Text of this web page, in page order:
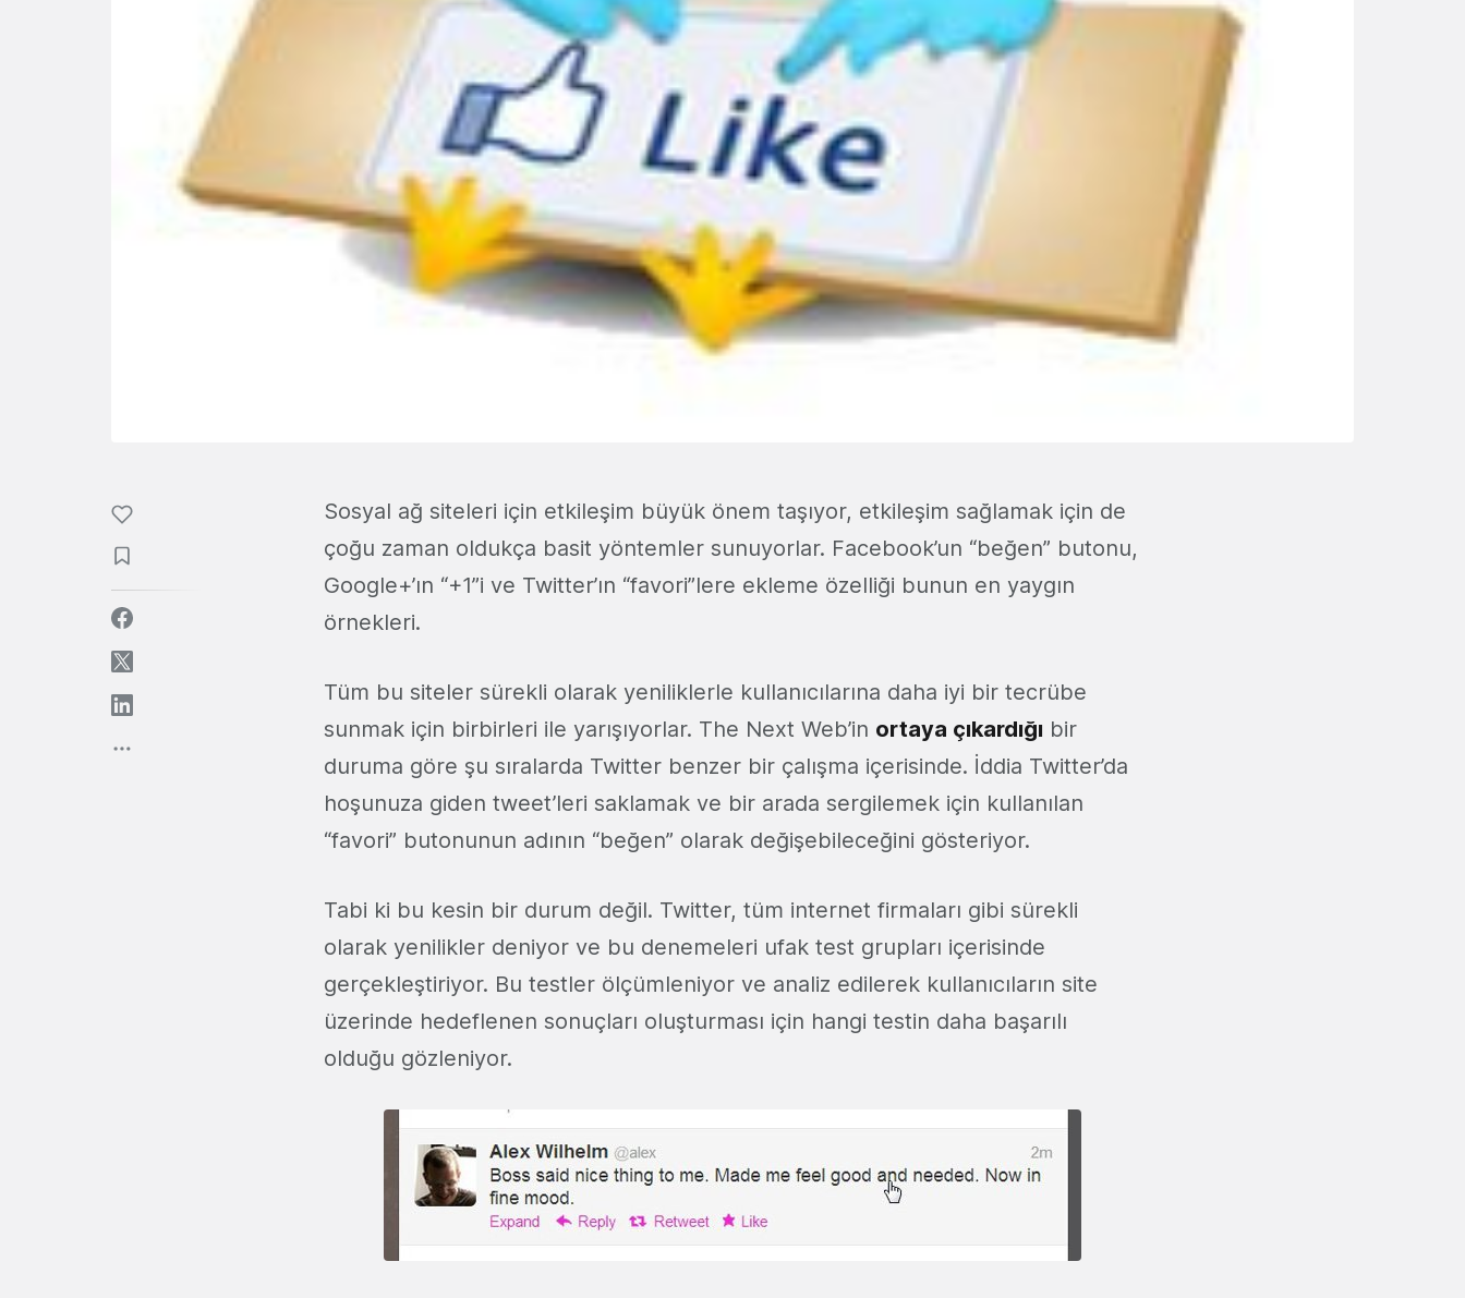
Sosyal ağ siteleri için etkileşim büyük önem taşıyor, etkileşim sağlamak için de
çoğu zaman oldukça basit yöntemler sunuyorlar. Facebook’un “beğen” butonu,
Google+’ın “+1”i ve Twitter’ın “favori”lere ekleme özelliği bunun en yaygın
örnekleri.
Tüm bu siteler sürekli olarak yeniliklerle kullanıcılarına daha iyi bir tecrübe
sunmak için birbirleri ile yarışıyorlar. The Next Web’in ortaya çıkardığı bir
duruma göre şu sıralarda Twitter benzer bir çalışma içerisinde. İddia Twitter’da
hoşunuza giden tweet’leri saklamak ve bir arada sergilemek için kullanılan
“favori” butonunun adının “beğen” olarak değişebileceğini gösteriyor.
Tabi ki bu kesin bir durum değil. Twitter, tüm internet firmaları gibi sürekli
olarak yenilikler deniyor ve bu denemeleri ufak test grupları içerisinde
gerçekleştiriyor. Bu testler ölçümleniyor ve analiz edilerek kullanıcıların site
üzerinde hedeflenen sonuçları oluşturması için hangi testin daha başarılı
olduğu gözleniyor.